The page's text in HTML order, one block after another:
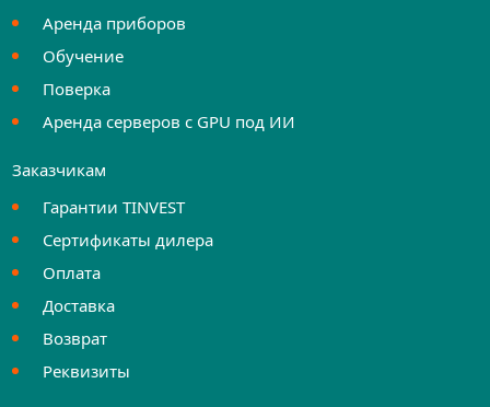
Аренда приборов
Обучение
Поверка
Аренда серверов с GPU под ИИ
Заказчикам
Гарантии TINVEST
Сертификаты дилера
Оплата
Доставка
Возврат
Реквизиты